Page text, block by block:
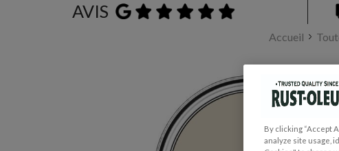
AVIS
Accueil
By clicking “Accept
analyze site usage,